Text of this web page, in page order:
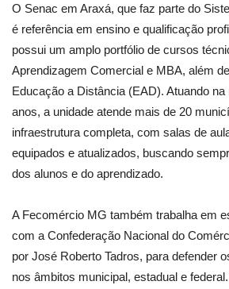
O Senac em Araxá, que faz parte do
é referência em ensino e qualificação
possui um amplo portfólio de cursos
Aprendizagem Comercial e MBA, além
Educação a Distância (EAD). Atuando
anos, a unidade atende mais de 20
infraestrutura completa, com salas de
equipados e atualizados, buscando
dos alunos e do aprendizado.
A Fecomércio MG também trabalha em
com a Confederação Nacional do
por José Roberto Tadros, para defender
nos âmbitos municipal, estadual e